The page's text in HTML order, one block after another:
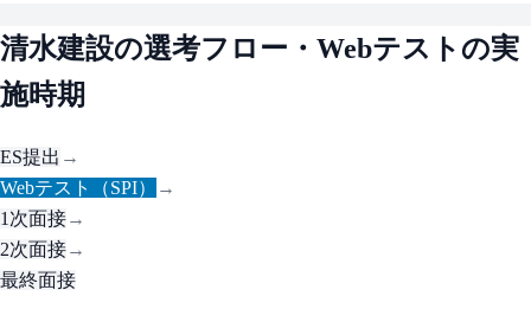
清水建設の選考フロー・Webテストの実
施時期
ES提出 →
Webテスト（SPI）
→
1次面接→
2次面接→
最終面接